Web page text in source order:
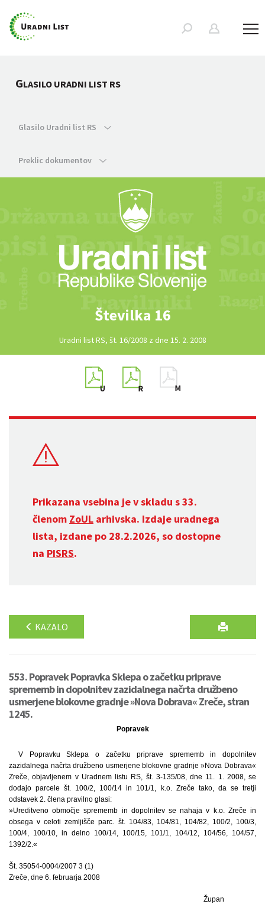
GLASILO URADNI LIST RS
Glasilo Uradni list RS
Preklic dokumentov
Številka 16
Uradni list RS, št. 16/2008 z dne 15. 2. 2008
Prikazana vsebina je v skladu s 33.
členom ZoUL arhivska. Izdaje uradnega
lista, izdane po 28.2.2026, so dostopne
na PISRS.
KAZALO
553. Popravek Popravka Sklepa o začetku priprave
sprememb in dopolnitev zazidalnega načrta družbeno
usmerjene blokovne gradnje »Nova Dobrava« Zreče, stran
1245.
Popravek
V Popravku Sklepa o začetku priprave sprememb in dopolnitev
zazidalnega načrta družbeno usmerjene blokovne gradnje »Nova Dobrava«
Zreče, objavljenem v Uradnem listu RS, št. 3-135/08, dne 11. 1. 2008, se
dodajo parcele št. 100/2, 100/14 in 101/1, k.o. Zreče tako, da se tretji
odstavek 2. člena pravilno glasi:
»Ureditveno območje sprememb in dopolnitev se nahaja v k.o. Zreče in
obsega v celoti zemljišče parc. št. 104/83, 104/81, 104/82, 100/2, 100/3,
100/4, 100/10, in delno 100/14, 100/15, 101/1, 104/12, 104/56, 104/57,
1392/2.«
Št. 35054-0004/2007 3 (1)
Zreče, dne 6. februarja 2008
Župan